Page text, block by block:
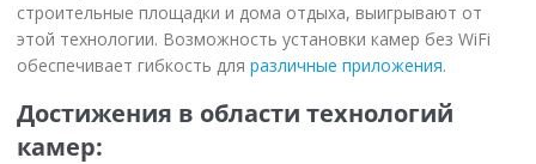
строительные площадки и дома отдыха, выигрывают от
этой технологии. Возможность установки камер без WiFi
обеспечивает гибкость для различные приложения.
Достижения в области технологий
камер: